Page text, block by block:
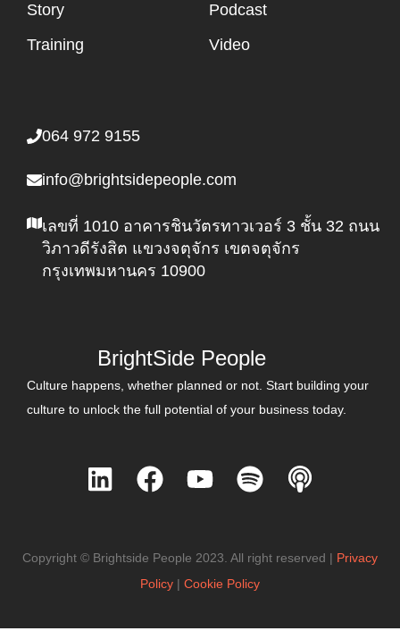
BrightSide People
Culture happens, whether planned or not. Start building your
culture to unlock the full potential of your business today.
L
i
k
F
a
e
b
Y
o
t
u
S
p
t
i
P
o
c
Story
Training
Podcast
Video
064 972 9155
info@brightsidepeople.com
เลขที่ 1010 อาคารชินวัตรทาวเวอร์ 3 ชั้น 32 ถนน
วิภาวดีรังสิต แขวงจตุจักร เขตจตุจักร
กรุงเทพมหานคร 10900
Copyright © Brightside People 2023. All right reserved | Privacy
Policy | Cookie Policy